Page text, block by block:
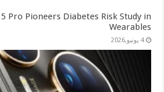
5 Pro Pioneers Diabetes Risk Study in
Wearables
4 يونيو,2026